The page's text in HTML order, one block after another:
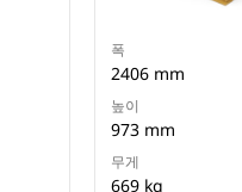
폭
2406 mm
높이
973 mm
무게
669 kg